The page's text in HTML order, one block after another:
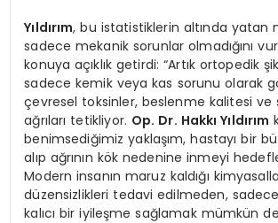
Yıldırım, bu istatistiklerin altında yatan
sadece mekanik sorunlar olmadığını
konuya açıklık getirdi: “Artık ortopedik
sadece kemik veya kas sorunu olarak
çevresel toksinler, beslenme kalitesi ve
ağrıları tetikliyor. Op. Dr. Hakkı Yıldırım
benimsediğimiz yaklaşım, hastayı bir
alıp ağrının kök nedenine inmeyi
Modern insanın maruz kaldığı
düzensizlikleri tedavi edilmeden,
kalıcı bir iyileşme sağlamak mümkün